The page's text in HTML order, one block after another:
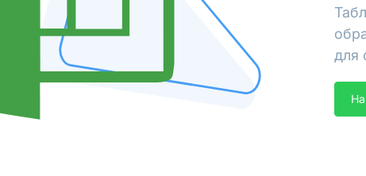
для